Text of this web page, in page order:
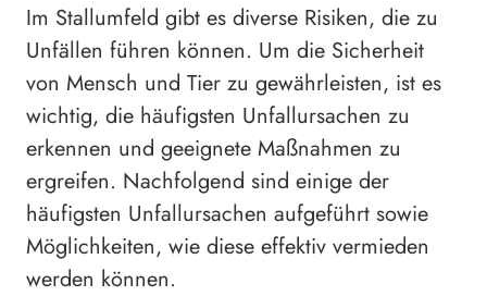
Im Stallumfeld gibt es diverse Risiken, die zu
Unfällen führen können. Um die Sicherheit
von Mensch und Tier zu gewährleisten, ist es
wichtig, die häufigsten Unfallursachen zu
erkennen und geeignete Maßnahmen zu
ergreifen. Nachfolgend sind einige der
häufigsten Unfallursachen aufgeführt sowie
Möglichkeiten, wie diese effektiv vermieden
werden können.